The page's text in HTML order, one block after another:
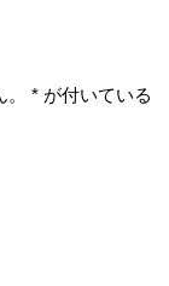
* が付いている